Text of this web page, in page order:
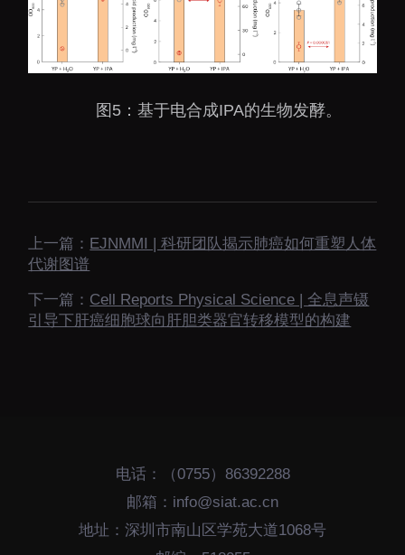
图5：基于电合成IPA的生物发酵。
上一篇： EJNMMI | 科研团队揭示肺癌如何重塑人体
代谢图谱
下一篇： Cell Reports Physical Science | 全息声镊
引导下肝癌细胞球向肝胆类器官转移模型的构建
电话：（0755）86392288
邮箱：info@siat.ac.cn
地址：深圳市南山区学苑大道1068号